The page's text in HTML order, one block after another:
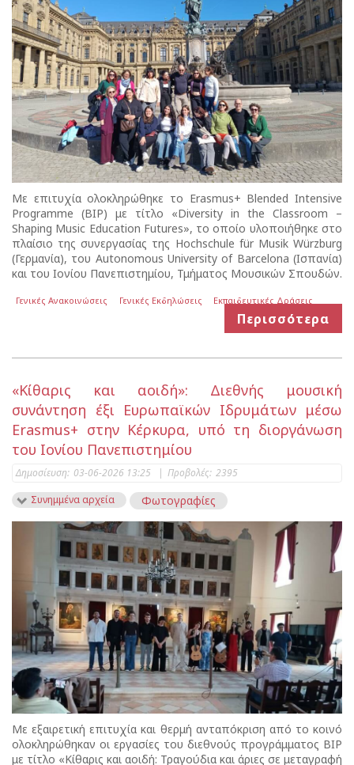
Με επιτυχία ολοκληρώθηκε το Erasmus+ Blended Intensive
Programme (BIP) με τίτλο «Diversity in the Classroom –
Shaping Music Education Futures», το οποίο υλοποιήθηκε στο
πλαίσιο της συνεργασίας της Hochschule für Musik Würzburg
(Γερμανία), του Autonomous University of Barcelona (Ισπανία)
και του Ιονίου Πανεπιστημίου, Τμήματος Μουσικών Σπουδών.
Γενικές Ανακοινώσεις Γενικές Εκδηλώσεις Εκπαιδευτικές Δράσεις
Περισσότερα
«Κίθαρις και αοιδή»: Διεθνής μουσική
συνάντηση έξι Ευρωπαϊκών Ιδρυμάτων μέσω
Erasmus+ στην Κέρκυρα, υπό τη διοργάνωση
του Ιονίου Πανεπιστημίου
Δημοσίευση: 03-06-2026 13:25 | Προβολές: 2395
Συνημμένα αρχεία
Φωτογραφίες
Με εξαιρετική επιτυχία και θερμή ανταπόκριση από το κοινό
ολοκληρώθηκαν οι εργασίες του διεθνούς προγράμματος BIP
με τίτλο «Κίθαρις και αοιδή: Τραγούδια και άριες σε μεταγραφή